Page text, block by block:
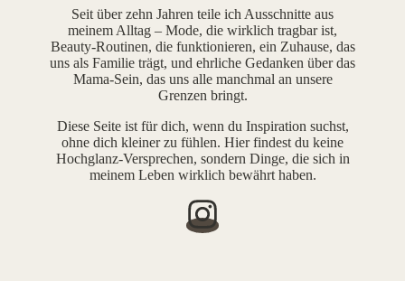
Seit über zehn Jahren teile ich Ausschnitte aus
meinem Alltag – Mode, die wirklich tragbar ist,
Beauty-Routinen, die funktionieren, ein Zuhause, das
uns als Familie trägt, und ehrliche Gedanken über das
Mama-Sein, das uns alle manchmal an unsere
Grenzen bringt.
Diese Seite ist für dich, wenn du Inspiration suchst,
ohne dich kleiner zu fühlen. Hier findest du keine
Hochglanz-Versprechen, sondern Dinge, die sich in
meinem Leben wirklich bewährt haben.